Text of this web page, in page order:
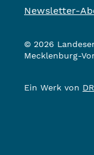
Newsletter-
© 2026
Mecklenburg-
Ein Werk von